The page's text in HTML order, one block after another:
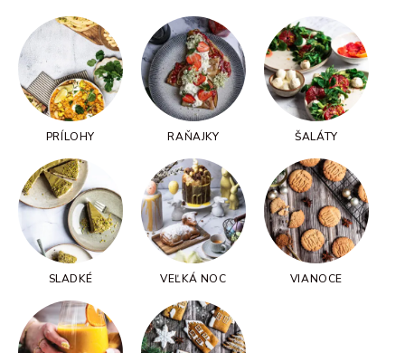
PRÍLOHY RAŇAJKY ŠALÁTY
SLADKÉ VEĽKÁ NOC VIANOCE